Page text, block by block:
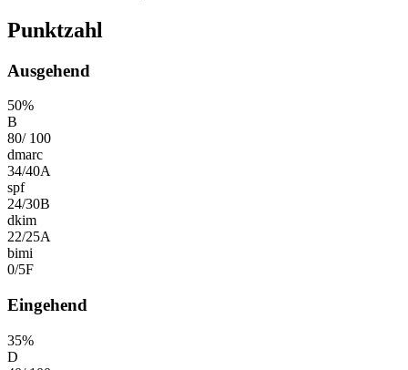
Punktzahl
Ausgehend
50%
B
80/ 100
dmarc
34/40A
spf
24/30B
dkim
22/25A
bimi
0/5F
Eingehend
35%
D